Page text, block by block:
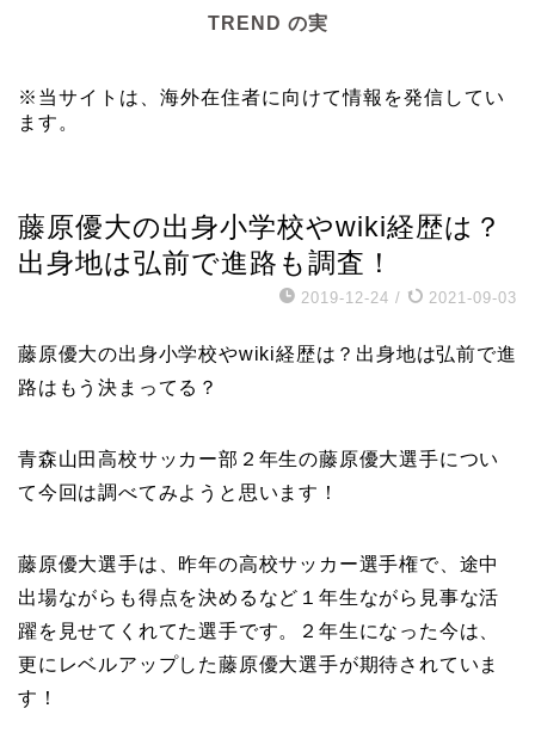
TREND の実
※当サイトは、海外在住者に向けて情報を発信してい
ます。
藤原優大の出身小学校やwiki経歴は？
出身地は弘前で進路も調査！
2019-12-24 / 2021-09-03
藤原優大の出身小学校やwiki経歴は？出身地は弘前で進
路はもう決まってる？
青森山田高校サッカー部２年生の藤原優大選手につい
て今回は調べてみようと思います！
藤原優大選手は、昨年の高校サッカー選手権で、途中
出場ながらも得点を決めるなど１年生ながら見事な活
躍を見せてくれてた選手です。２年生になった今は、
更にレベルアップした藤原優大選手が期待されていま
す！